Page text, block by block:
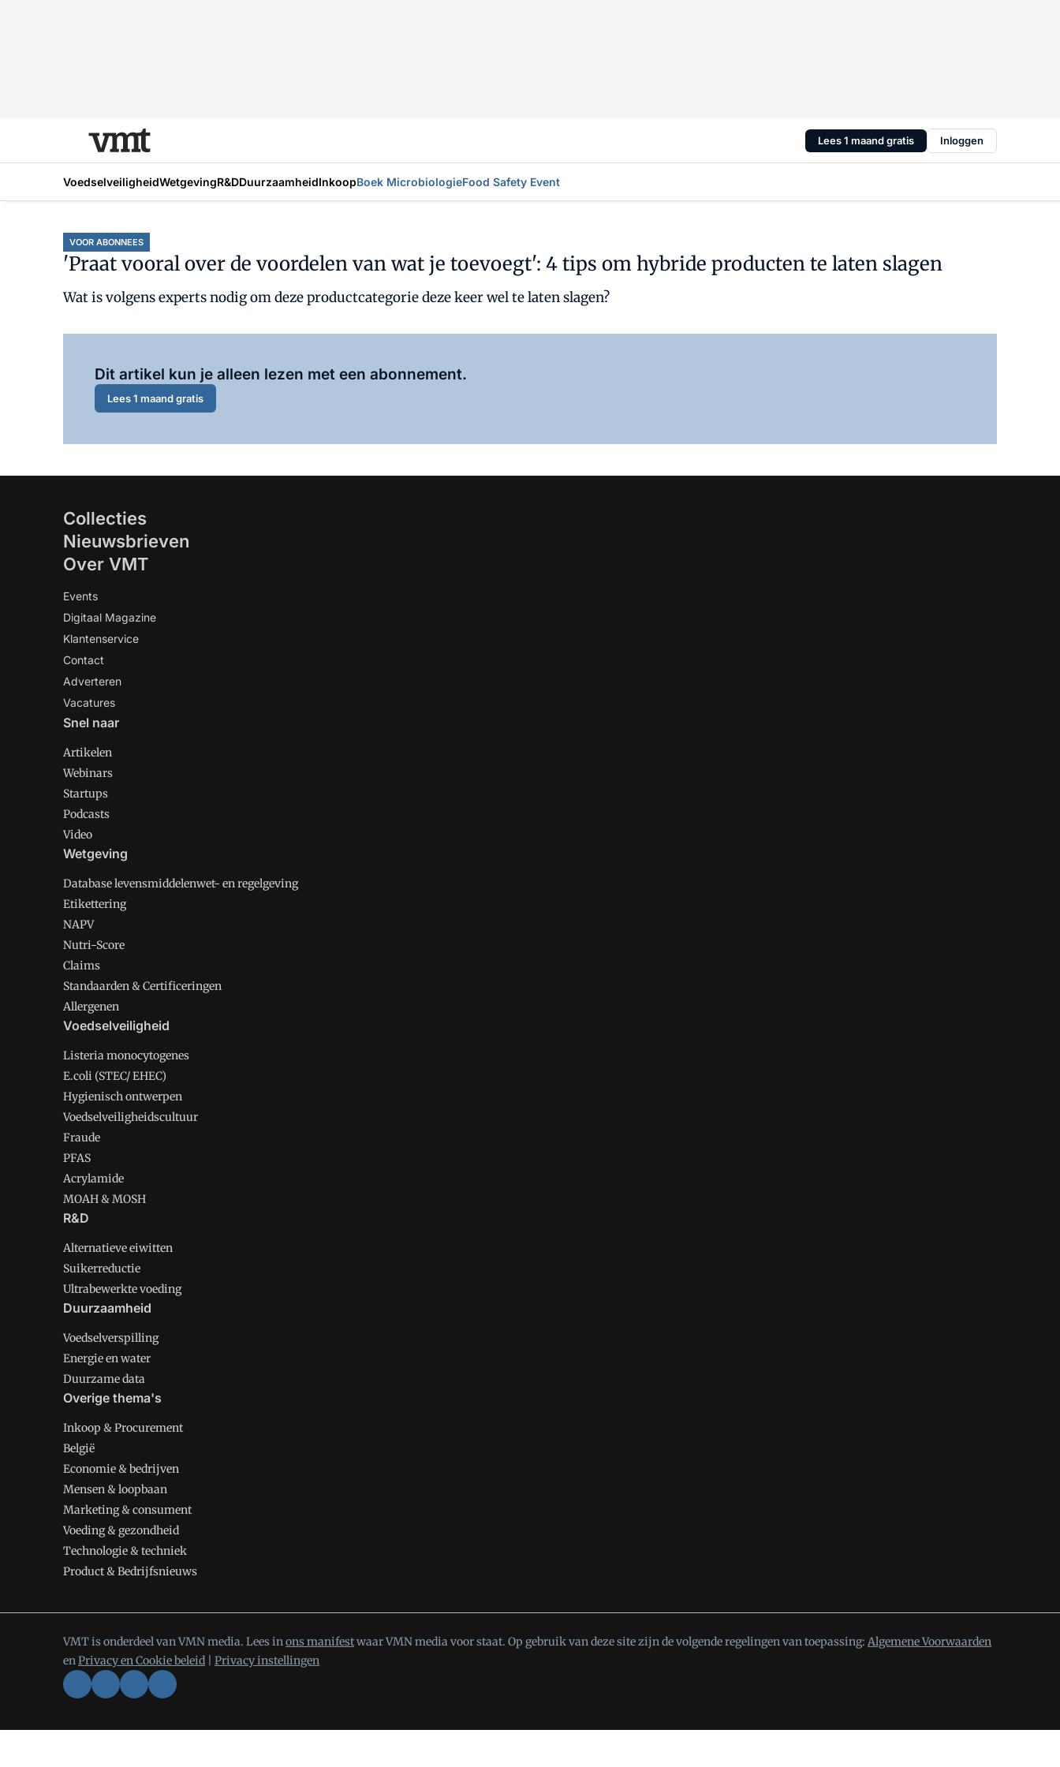
Lees 1 maand gratis Inloggen
VoedselveiligheidWetgevingR&DDuurzaamheidInkoopBoek MicrobiologieFood Safety Event
VOOR ABONNEES
'Praat vooral over de voordelen van wat je toevoegt': 4 tips om hybride producten te laten slagen
Wat is volgens experts nodig om deze productcategorie deze keer wel te laten slagen?
Dit artikel kun je alleen lezen met een abonnement.
Lees 1 maand gratis
Collecties
Nieuwsbrieven
Over VMT
Events
Digitaal Magazine
Klantenservice
Contact
Adverteren
Vacatures
Snel naar
Artikelen
Webinars
Startups
Podcasts
Video
Wetgeving
Database levensmiddelenwet- en regelgeving
Etikettering
NAPV
Nutri-Score
Claims
Standaarden & Certificeringen
Allergenen
Voedselveiligheid
Listeria monocytogenes
E.coli (STEC/ EHEC)
Hygienisch ontwerpen
Voedselveiligheidscultuur
Fraude
PFAS
Acrylamide
MOAH & MOSH
R&D
Alternatieve eiwitten
Suikerreductie
Ultrabewerkte voeding
Duurzaamheid
Voedselverspilling
Energie en water
Duurzame data
Overige thema's
Inkoop & Procurement
België
Economie & bedrijven
Mensen & loopbaan
Marketing & consument
Voeding & gezondheid
Technologie & techniek
Product & Bedrijfsnieuws
VMT is onderdeel van VMN media. Lees inons manifestwaar VMN media voor staat. Op gebruik van deze site zijn de volgende regelingen van toepassing: Algemene Voorwaarden
enPrivacy en Cookie beleid Privacy instellingen